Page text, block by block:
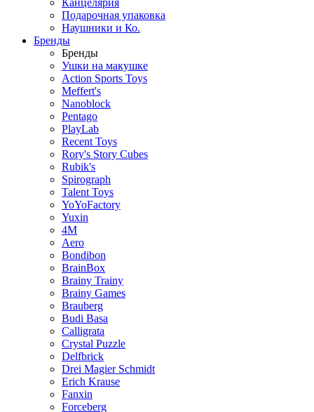
Канцелярия
Подарочная упаковка
Наушники и Ко.
Бренды
Бренды
Ушки на макушке
Action Sports Toys
Meffert's
Nanoblock
Pentago
PlayLab
Recent Toys
Rory's Story Cubes
Rubik's
Spirograph
Talent Toys
YoYoFactory
Yuxin
4M
Aero
Bondibon
BrainBox
Brainy Trainy
Brainy Games
Brauberg
Budi Basa
Calligrata
Crystal Puzzle
Delfbrick
Drei Magier Schmidt
Erich Krause
Fanxin
Forceberg